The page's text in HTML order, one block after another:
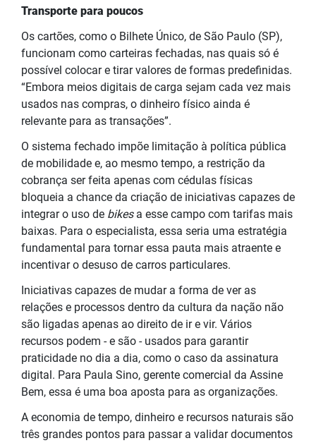
Transporte para poucos
Os cartões, como o Bilhete Único, de São Paulo (SP),
funcionam como carteiras fechadas, nas quais só é
possível colocar e tirar valores de formas predefinidas.
“Embora meios digitais de carga sejam cada vez mais
usados nas compras, o dinheiro físico ainda é
relevante para as transações”.
O sistema fechado impõe limitação à política pública
de mobilidade e, ao mesmo tempo, a restrição da
cobrança ser feita apenas com cédulas físicas
bloqueia a chance da criação de iniciativas capazes de
integrar o uso de bikes a esse campo com tarifas mais
baixas. Para o especialista, essa seria uma estratégia
fundamental para tornar essa pauta mais atraente e
incentivar o desuso de carros particulares.
Iniciativas capazes de mudar a forma de ver as
relações e processos dentro da cultura da nação não
são ligadas apenas ao direito de ir e vir. Vários
recursos podem - e são - usados para garantir
praticidade no dia a dia, como o caso da assinatura
digital. Para Paula Sino, gerente comercial da Assine
Bem, essa é uma boa aposta para as organizações.
A economia de tempo, dinheiro e recursos naturais são
três grandes pontos para passar a validar documentos